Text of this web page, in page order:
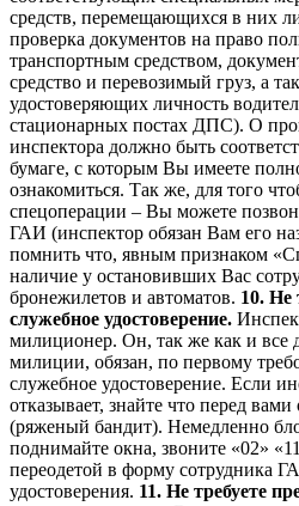
средств, перемещающихся в них
проверка документов на право
транспортным средством,
средство и перевозимый груз, а
удостоверяющих личность
стационарных постах ДПС). О
инспектора должно быть
бумаге, с которым Вы имеете
ознакомиться. Так же, для того
спецоперации – Вы можете
ГАИ (инспектор обязан Вам его
помнить что, явным признаком
наличие у остановивших Вас
бронежилетов и автоматов. 10. Не
служебное удостоверение.
милиционер. Он, так же как и все
милиции, обязан, по первому
служебное удостоверение. Если
отказывает, знайте что перед
(ряженый бандит). Немедленно
поднимайте окна, звоните «02»
переодетой в форму сотрудника
удостоверения. 11. Не требуете